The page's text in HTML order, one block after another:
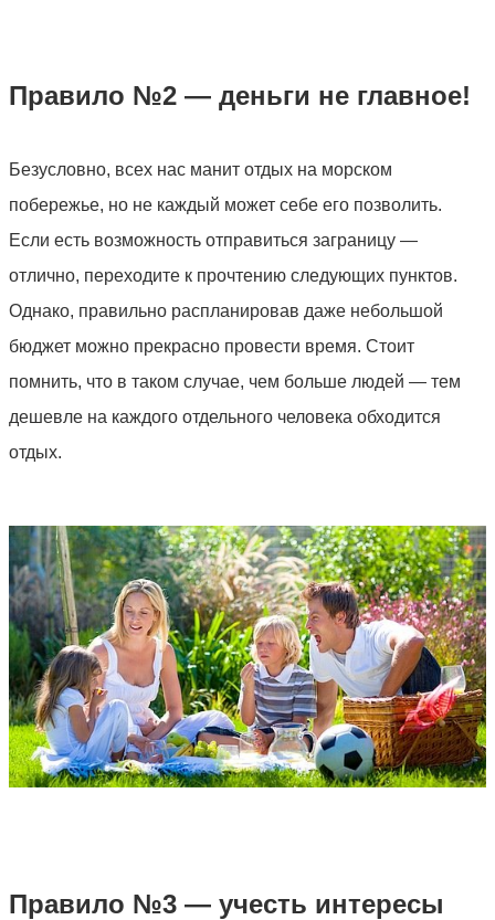
Правило №2 — деньги не главное!
Безусловно, всех нас манит отдых на морском
побережье, но не каждый может себе его позволить.
Если есть возможность отправиться заграницу —
отлично, переходите к прочтению следующих пунктов.
Однако, правильно распланировав даже небольшой
бюджет можно прекрасно провести время. Стоит
помнить, что в таком случае, чем больше людей — тем
дешевле на каждого отдельного человека обходится
отдых.
Правило №3 — учесть интересы